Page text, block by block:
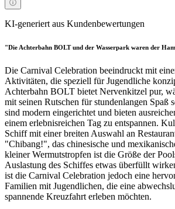
KI-generiert aus Kundenbewertungen
"Die Achterbahn BOLT und der Wasserpark waren der
Die Carnival Celebration beeindruckt mit
Aktivitäten, die speziell für Jugendliche
Achterbahn BOLT bietet Nervenkitzel pur,
mit seinen Rutschen für stundenlangen Spaß
sind modern eingerichtet und bieten
einem erlebnisreichen Tag zu entspannen.
Schiff mit einer breiten Auswahl an
"Chibang!", das chinesische und
kleiner Wermutstropfen ist die Größe der
Auslastung des Schiffes etwas überfüllt
ist die Carnival Celebration jedoch eine
Familien mit Jugendlichen, die eine
spannende Kreuzfahrt erleben möchten.